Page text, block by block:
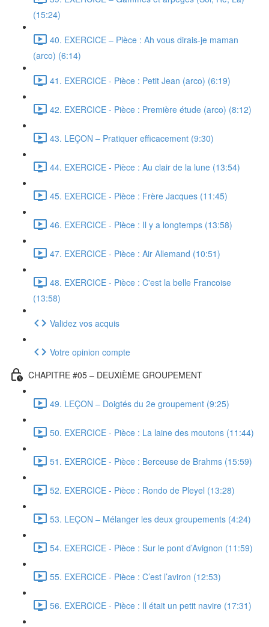
(15:24)
40. EXERCICE – Pièce : Ah vous dirais-je maman
(arco) (6:14)
41. EXERCICE - Pièce : Petit Jean (arco) (6:19)
42. EXERCICE - Pièce : Première étude (arco) (8:12)
43. LEÇON – Pratiquer efficacement (9:30)
44. EXERCICE - Pièce : Au clair de la lune (13:54)
45. EXERCICE - Pièce : Frère Jacques (11:45)
46. EXERCICE - Pièce : Il y a longtemps (13:58)
47. EXERCICE - Pièce : Air Allemand (10:51)
48. EXERCICE - Pièce : C'est la belle Francoise
(13:58)
Validez vos acquis
Votre opinion compte
CHAPITRE #05 – DEUXIÈME GROUPEMENT
49. LEÇON – Doigtés du 2e groupement (9:25)
50. EXERCICE - Pièce : La laine des moutons (11:44)
51. EXERCICE - Pièce : Berceuse de Brahms (15:59)
52. EXERCICE - Pièce : Rondo de Pleyel (13:28)
53. LEÇON – Mélanger les deux groupements (4:24)
54. EXERCICE - Pièce : Sur le pont d’Avignon (11:59)
55. EXERCICE - Pièce : C’est l’aviron (12:53)
56. EXERCICE - Pièce : Il était un petit navire (17:31)